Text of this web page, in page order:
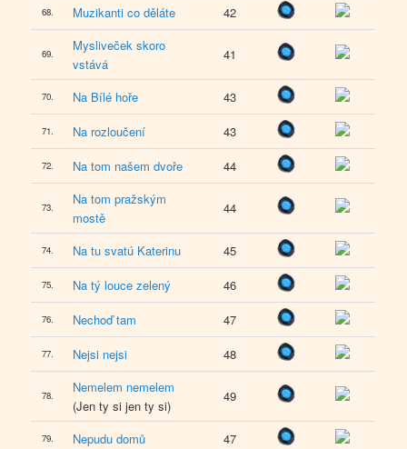
68. Muzikanti co děláte 42
69.
Mysliveček skoro
vstává
41
70. Na Bílé hoře 43
71. Na rozloučení 43
72. Na tom našem dvoře 44
73.
Na tom pražským
mostě
44
74. Na tu svatú Katerinu 45
75. Na tý louce zelený 46
76. Nechoď tam 47
77. Nejsi nejsi 48
78.
Nemelem nemelem
(Jen ty si jen ty si)
49
79. Nepudu domů 47